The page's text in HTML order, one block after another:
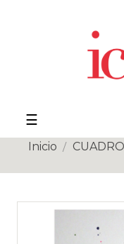
Navegación
de
palanca
☰
Inicio